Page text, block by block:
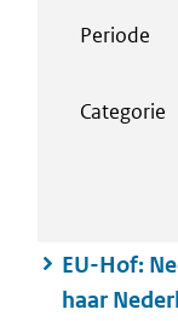
Periode
Categorie
EU-Hof:
haar